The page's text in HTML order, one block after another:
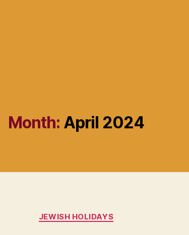
Month: April 2024
Categories
JEWISH HOLIDAYS